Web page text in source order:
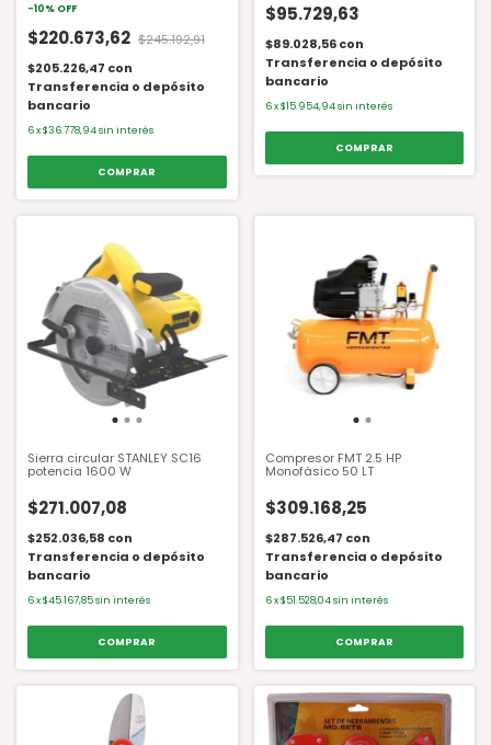
-10% OFF
$220.673,62 $245.192,91
$205.226,47 con
Transferencia o depósito
bancario
6x$36.778,94sin interés
$95.729,63
$89.028,56con
Transferencia o depósito
bancario
6 x$15.954,94 sin interés
Sierra circular STANLEY SC16
potencia 1600 W
$271.007,08
$252.036,58 con
Transferencia o depósito
bancario
6x$45.167,85sin interés
Compresor FMT 2.5 HP
Monofásico 50 LT
$309.168,25
$287.526,47 con
Transferencia o depósito
bancario
6 x$51.528,04 sin interés